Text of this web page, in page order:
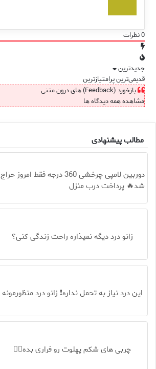
0نظرات
جدیدترین
قدیمی‌ترینپرامتیازترین
بازخورد (Feedback) های درون متنی
مشاهده همه دیدگاه ها
مطالب پیشنهادی
دوربین لامپی چرخشی 360 درجه فقط امروز حراج
شد🔥 پرداخت درب منزل
زانو درد دیگه نمیذاره راحت زندگی کنی؟
این درد نیاز به تحمل نداره❗ زانو درد منظورمونه
چربی های شکم پهلوت رو فراری بده👌🏻